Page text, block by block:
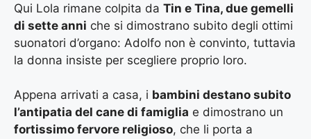
Qui Lola rimane colpita da Tin e Tina, due gemelli
di sette anni che si dimostrano subito degli ottimi
suonatori d’organo: Adolfo non è convinto, tuttavia
la donna insiste per scegliere proprio loro.
Appena arrivati a casa, i bambini destano subito
l’antipatia del cane di famiglia e dimostrano un
fortissimo fervore religioso, che li porta a